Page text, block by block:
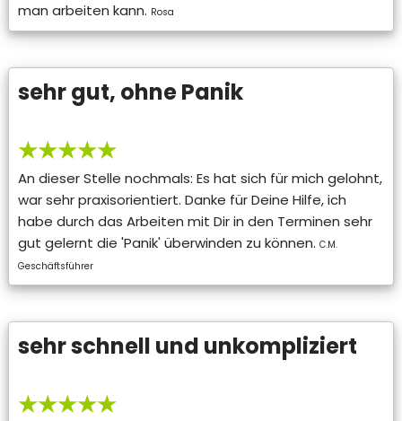
man arbeiten kann. Rosa
sehr gut, ohne Panik
★★★★★
An dieser Stelle nochmals: Es hat sich für mich gelohnt,
war sehr praxisorientiert. Danke für Deine Hilfe, ich
habe durch das Arbeiten mit Dir in den Terminen sehr
gut gelernt die 'Panik' überwinden zu können. C.M.
Geschäftsführer
sehr schnell und unkompliziert
★★★★★